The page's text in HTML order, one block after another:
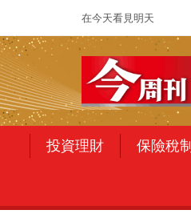
在今天看見明天
投資理財 保險稅制